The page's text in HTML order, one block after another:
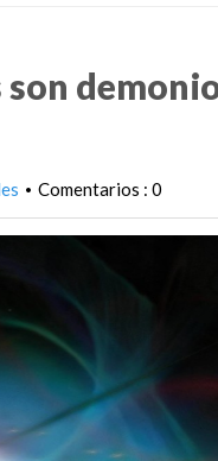
• Comentarios : 0